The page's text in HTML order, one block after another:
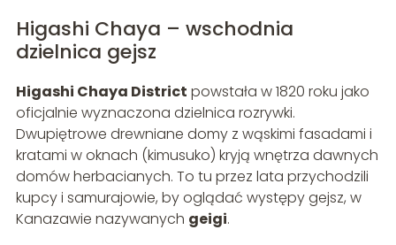
Higashi Chaya – wschodnia
dzielnica gejsz
Higashi Chaya District powstała w 1820 roku jako
oficjalnie wyznaczona dzielnica rozrywki.
Dwupiętrowe drewniane domy z wąskimi fasadami i
kratami w oknach (kimusuko) kryją wnętrza dawnych
domów herbacianych. To tu przez lata przychodzili
kupcy i samurajowie, by oglądać występy gejsz, w
Kanazawie nazywanych geigi.